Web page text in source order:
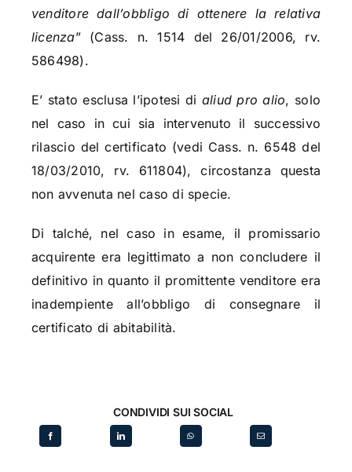
venditore dall’obbligo di ottenere la relativa
licenza” (Cass. n. 1514 del 26/01/2006, rv.
586498).
E’ stato esclusa l’ipotesi di aliud pro alio, solo
nel caso in cui sia intervenuto il successivo
rilascio del certificato (vedi Cass. n. 6548 del
18/03/2010, rv. 611804), circostanza questa
non avvenuta nel caso di specie.
Di talché, nel caso in esame, il promissario
acquirente era legittimato a non concludere il
definitivo in quanto il promittente venditore era
inadempiente all’obbligo di consegnare il
certificato di abitabilità.
CONDIVIDI SUI SOCIAL